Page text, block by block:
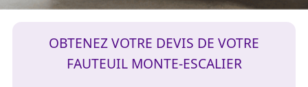
OBTENEZ VOTRE DEVIS DE VOTRE
FAUTEUIL MONTE-ESCALIER